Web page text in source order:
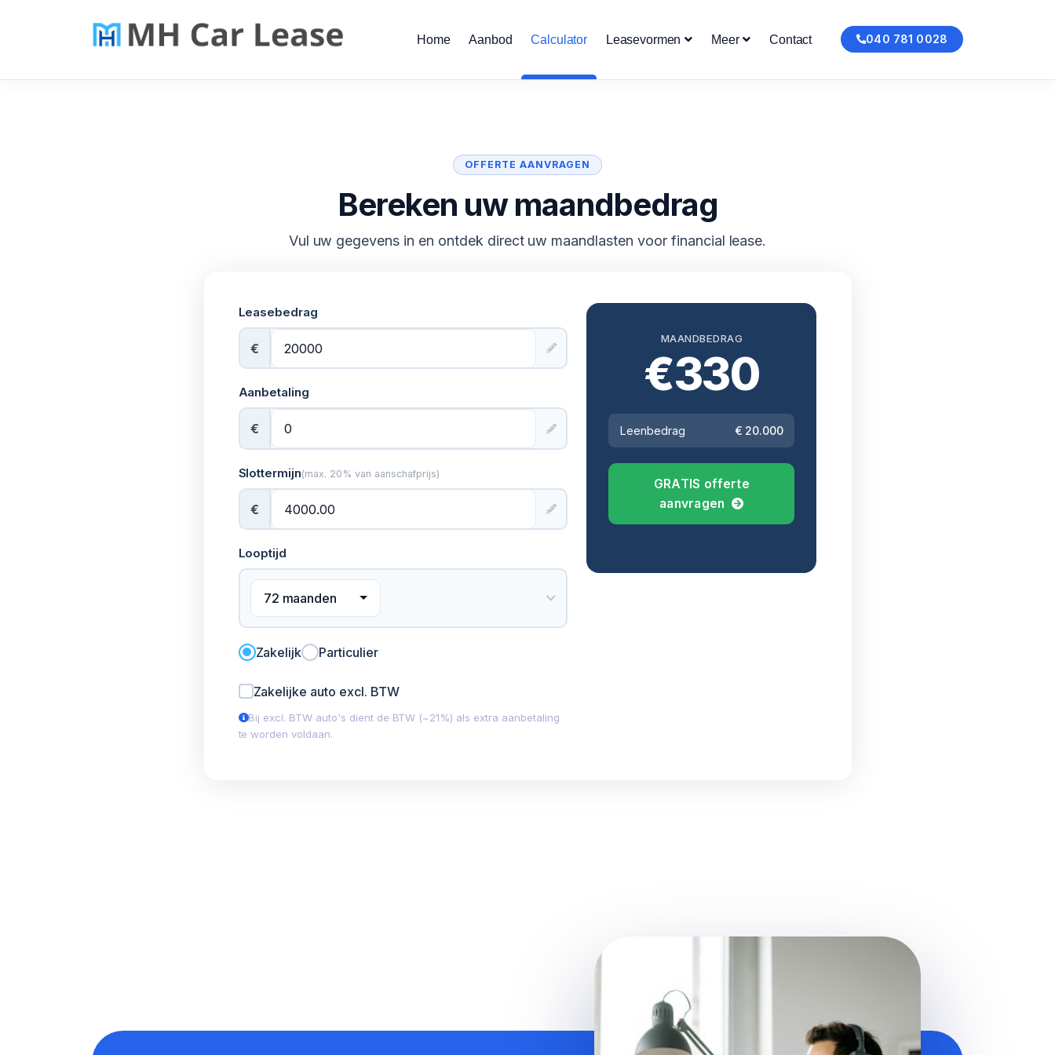
040 781 0028
Home Aanbod Calculator Leasevormen Meer Contact
OFFERTE AANVRAGEN
Bereken uw maandbedrag
Vul uw gegevens in en ontdek direct uw maandlasten voor financial lease.
Leasebedrag
€
Aanbetaling
€
Slottermijn(max. 20% van aanschafprijs)
€
Looptijd
72 maanden
Zakelijk Particulier
Zakelijke auto excl. BTW
Bij excl. BTW auto's dient de BTW (~21%) als extra aanbetaling
te worden voldaan.
MAANDBEDRAG
€330
Leenbedrag € 20.000
GRATIS offerte
aanvragen